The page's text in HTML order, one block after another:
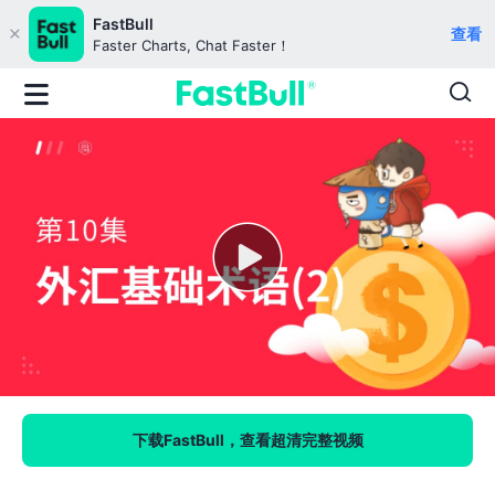
FastBull
Faster Charts, Chat Faster！
查看
下载FastBull，查看超清完整视频